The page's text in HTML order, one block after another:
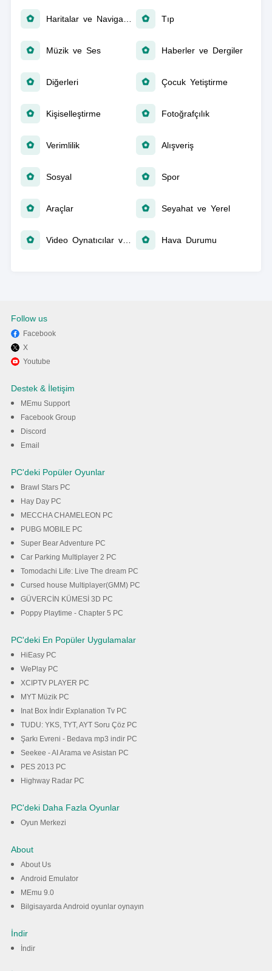
Tıp
Müzik ve Ses Haberler ve Dergiler
Diğerleri Çocuk Yetiştirme
Kişiselleştirme Fotoğrafçılık
Verimlilik Alışveriş
Sosyal Spor
Araçlar Seyahat ve Yerel
Video Oynatıcılar ve Düzenleyiciler Hava Durumu
Follow us
Facebook
X
Youtube
Destek & İletişim
MEmu Support
Facebook Group
Discord
Email
PC'deki Popüler Oyunlar
Brawl Stars PC
Hay Day PC
MECCHA CHAMELEON PC
PUBG MOBILE PC
Super Bear Adventure PC
Car Parking Multiplayer 2 PC
Tomodachi Life: Live The dream PC
Cursed house Multiplayer(GMM) PC
GÜVERCİN KÜMESİ 3D PC
Poppy Playtime - Chapter 5 PC
PC'deki En Popüler Uygulamalar
HiEasy PC
WePlay PC
XCIPTV PLAYER PC
MYT Müzik PC
Inat Box İndir Explanation Tv PC
TUDU: YKS, TYT, AYT Soru Çöz PC
Şarkı Evreni - Bedava mp3 indir PC
Seekee - AI Arama ve Asistan PC
PES 2013 PC
Highway Radar PC
PC'deki Daha Fazla Oyunlar
Oyun Merkezi
About
About Us
Android Emulator
MEmu 9.0
Bilgisayarda Android oyunlar oynayın
İndir
İndir